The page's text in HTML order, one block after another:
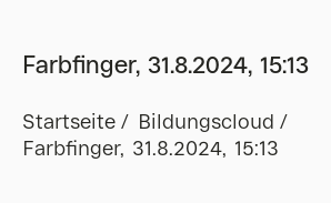
Farbfinger, 31.8.2024, 15:13
Startseite
Bildungscloud
Farbfinger, 31.8.2024, 15:13